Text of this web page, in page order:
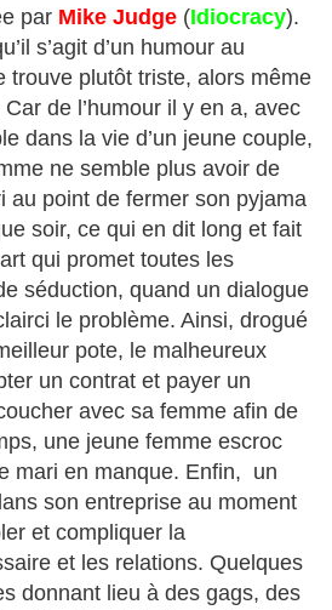
par Mike Judge (Idiocracy).
s’agit d’un humour au
trouve plutôt triste, alors même
de l’humour il y en a, avec
dans la vie d’un jeune couple,
ne semble plus avoir de
au point de fermer son pyjama
soir, ce qui en dit long et fait
qui promet toutes les
séduction, quand un dialogue
le problème. Ainsi, drogué
pote, le malheureux
un contrat et payer un
avec sa femme afin de
une jeune femme escroc
mari en manque. Enfin, un
son entreprise au moment
et compliquer la
et les relations. Quelques
donnant lieu à des gags, des